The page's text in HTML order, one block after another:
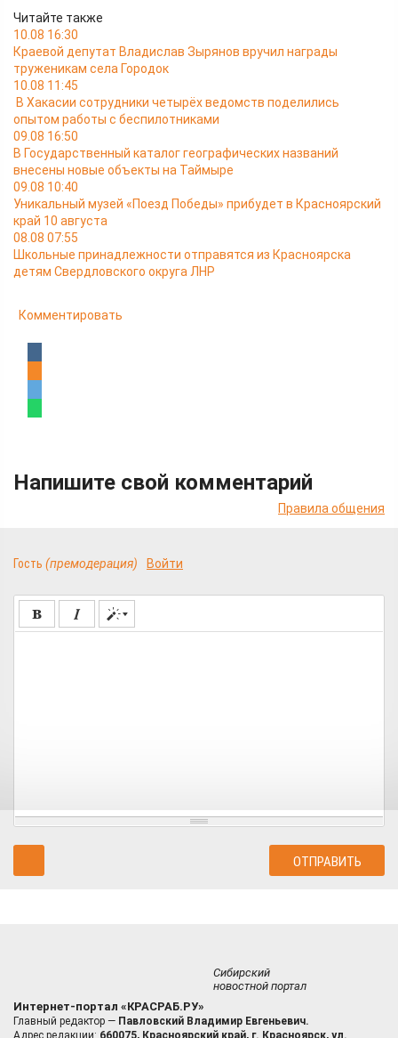
Читайте также
10.08 16:30
Краевой депутат Владислав Зырянов вручил награды
труженикам села Городок
10.08 11:45
В Хакасии сотрудники четырёх ведомств поделились
опытом работы с беспилотниками
09.08 16:50
В Государственный каталог географических названий
внесены новые объекты на Таймыре
09.08 10:40
Уникальный музей «Поезд Победы» прибудет в Красноярский
край 10 августа
08.08 07:55
Школьные принадлежности отправятся из Красноярска
детям Свердловского округа ЛНР
Комментировать
Напишите свой комментарий
Правила общения
Гость (премодерация) Войти
Сибирский
новостной портал
Интернет-портал «КРАСРАБ.РУ»
Главный редактор — Павловский Владимир Евгеньевич.
Адрес редакции: 660075, Красноярский край, г. Красноярск, ул.